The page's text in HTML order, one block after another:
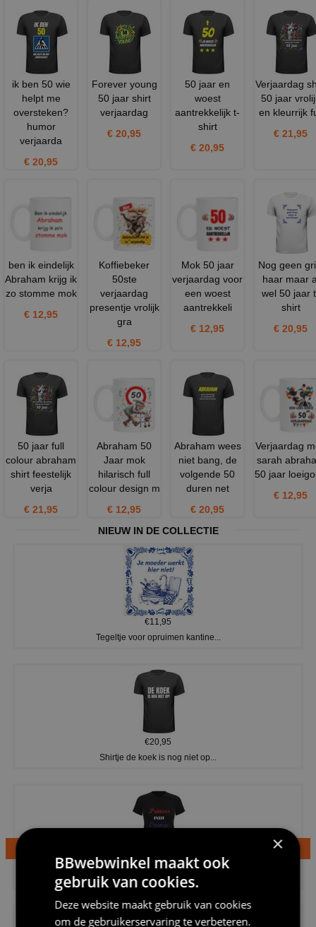
ik ben 50 wie
helpt me
oversteken?
humor
verjaarda
€ 20,95
Forever young
50 jaar shirt
verjaardag
€ 20,95
50 jaar en
woest
aantrekkelijk t-
shirt
€ 20,95
Verjaardag
50 jaar
en kleurrijk
€ 21,95
ben ik eindelijk
Abraham krijg ik
zo stomme mok
€ 12,95
Koffiebeker
50ste
verjaardag
presentje vrolijk
gra
€ 12,95
Mok 50 jaar
verjaardag voor
een woest
aantrekkeli
€ 12,95
Nog geen
haar maar
wel 50 jaar
shirt
€ 20,95
50 jaar full
colour abraham
shirt feestelijk
verja
€ 21,95
Abraham 50
Jaar mok
hilarisch full
colour design m
€ 12,95
Abraham wees
niet bang, de
volgende 50
duren net
€ 20,95
Verjaardag
sarah
50 jaar
€ 12,95
NIEUW IN DE COLLECTIE
€11,95
Tegeltje voor opruimen kantine...
€20,95
Shirtje de koek is nog niet op...
€24,95
Dames v hals t-shirt prinses v...
×
BBwebwinkel maakt ook
gebruik van cookies.
Deze website maakt gebruik van cookies
om de gebruikerservaring te verbeteren.